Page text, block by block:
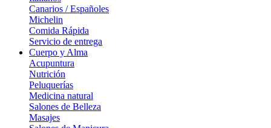
Canarios / Españoles
Michelin
Comida Rápida
Servicio de entrega
Cuerpo y Alma
Acupuntura
Nutrición
Peluquerías
Medicina natural
Salones de Belleza
Masajes